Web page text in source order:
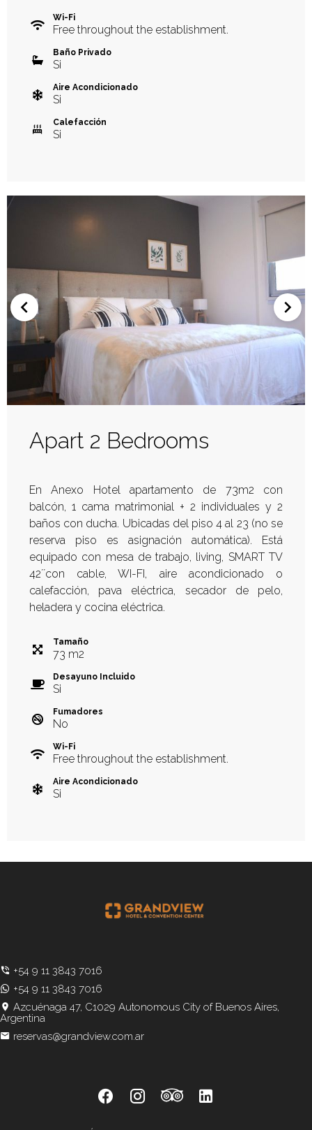
Wi-Fi
Free throughout the establishment.
Baño Privado
Si
Aire Acondicionado
Si
Calefacción
Si
Apart 2 Bedrooms
En Anexo Hotel apartamento de 73m2 con
balcón, 1 cama matrimonial + 2 individuales y 2
baños con ducha. Ubicadas del piso 4 al 23 (no se
reserva piso es asignación automática). Está
equipado con mesa de trabajo, living, SMART TV
42´´con cable, WI-FI, aire acondicionado o
calefacción, pava eléctrica, secador de pelo,
heladera y cocina eléctrica.
Tamaño
73 m2
Desayuno Incluido
Si
Fumadores
No
Wi-Fi
Free throughout the establishment.
Aire Acondicionado
Si
+54 9 11 3843 7016
+54 9 11 3843 7016
Azcuénaga 47, C1029 Autonomous City of Buenos Aires,
Argentina
reservas@grandview.com.ar